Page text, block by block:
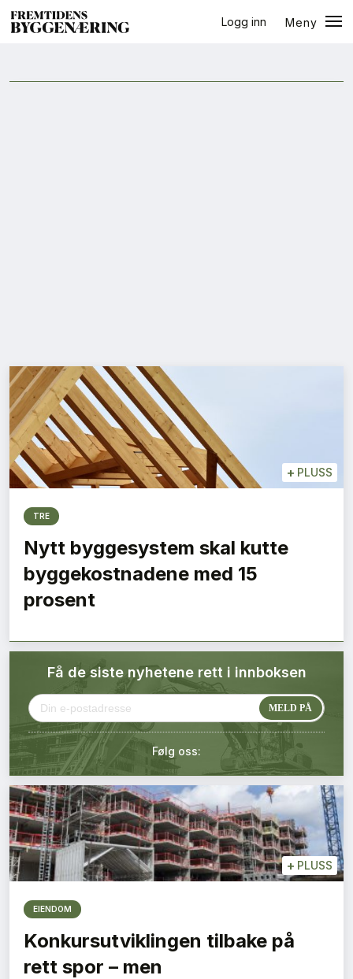
Logg inn
Meny
Bærekraft
Digitalisering
Eiendom
Tips redaksjonen
Annonsering
Abonnement Pluss
Kontakt oss
Login
halvår
+ PLUSS
TRE
Nytt byggesystem skal kutte
byggekostnadene med 15
prosent
Få de siste nyhetene rett i innboksen
Følg oss:
+ PLUSS
EIENDOM
Konkursutviklingen tilbake på
rett spor – men